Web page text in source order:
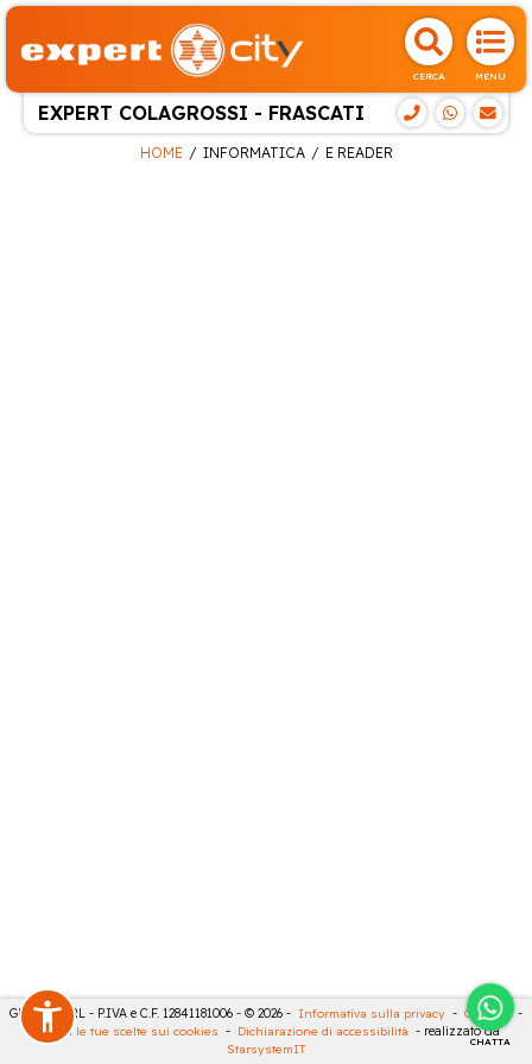
CERCA MENU
EXPERT COLAGROSSI - FRASCATI
CHATTA
HOME INFORMATICA E READER
GECO 14 SRL - P.IVA e C.F. 12841181006 - © 2026 - Informativa sulla privacy - Cookies
-
Rivedi le tue scelte sui cookies - Dichiarazione di accessibilità - realizzato da
StarsystemIT